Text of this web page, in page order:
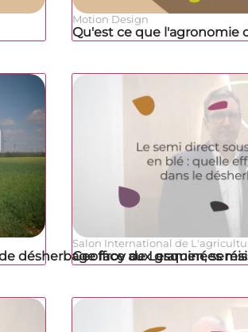
Motion Design
Qu'est ce que l'agronomie
désherbage face aux graminées
Salon International de
Geoffroy de Lesquen,